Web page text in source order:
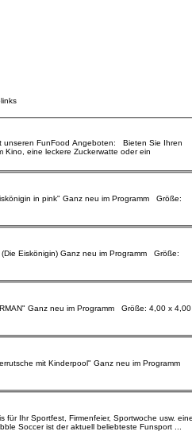
Angeboten: Bieten Sie Ihren
Kino, eine leckere Zuckerwatte oder ein
für Spieler und Zuschauer! Bubble Soccer ist der aktuell beliebteste Funsport ...